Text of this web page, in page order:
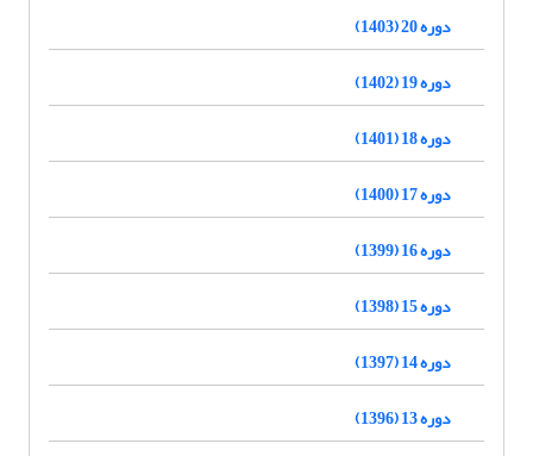
دوره 20 (1403)
دوره 19 (1402)
دوره 18 (1401)
دوره 17 (1400)
دوره 16 (1399)
دوره 15 (1398)
دوره 14 (1397)
دوره 13 (1396)